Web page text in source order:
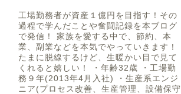
工場勤務者が資産１億円を目指す！その
過程で学んだことや奮闘記録を本ブログ
で発信！ 家族を愛する中で、節約、本
業、副業などを本気でやっていきます！
たまに脱線するけど、生暖かい目で見て
くれると嬉しい！ ・年齢32歳 ・工場勤
務９年(2013年4月入社) ・生産系エンジ
ニア(プロセス改善、生産管理、設備保守